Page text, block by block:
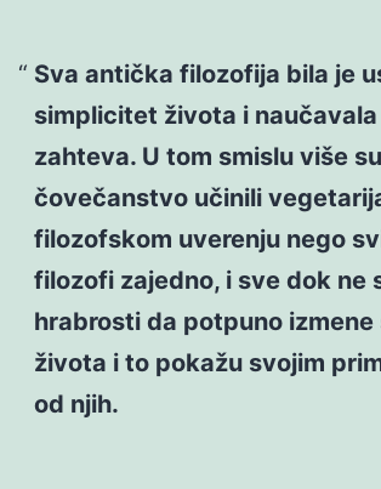
Sva antička filozofija bila je
simplicitet života i
zahteva. U tom smislu više
čovečanstvo učinili
filozofskom uverenju nego
filozofi zajedno, i sve dok ne
hrabrosti da potpuno izmene
života i to pokažu svojim
od njih.